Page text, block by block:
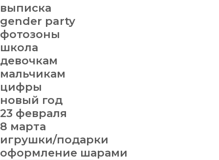
выписка
gender party
фотозоны
школа
девочкам
мальчикам
цифры
новый год
23 февраля
8 марта
игрушки/подарки
оформление шарами